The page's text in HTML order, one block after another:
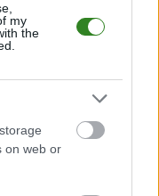
my
the
on web or
w roli gospodarza.
rozgrywek Krosno > Klasa
stronie możecie zobaczyć
tabeli biorącej pod uwagę
jak spisuje się klub
Okręgowa gospodarze